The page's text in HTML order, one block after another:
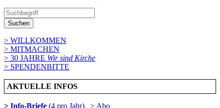
Suchen
> WILLKOMMEN
> MITMACHEN
> 30 JAHRE Wir sind Kirche
> SPENDENBITTE
AKTUELLE INFOS
> Info-Briefe (4 pro Jahr)
> Abo